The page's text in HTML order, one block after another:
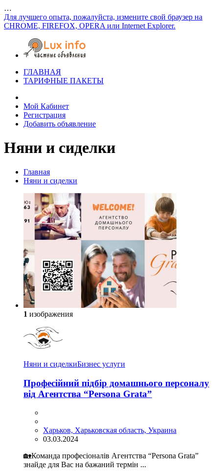
…
Для лучшего опыта, пожалуйста, измените свой браузер на
CHROME, FIREFOX, OPERA или Internet Explorer.
ГЛАВНАЯ
ТАРИФНЫЕ ПАКЕТЫ
Мой Кабинет
Регистрация
Добавить объявление
Няни и сиделки
Главная
Няни и сиделки
1 изображения
Няни и сиделкиБизнес услуги
Професійний підбір домашнього персоналу
від Агентства “Persona Grata”
Харьков, Харьковская область, Украина
03.03.2024
🏡Команда професіоналів Агентства “Persona Grata”
знайде для Вас на бажаний термін ...